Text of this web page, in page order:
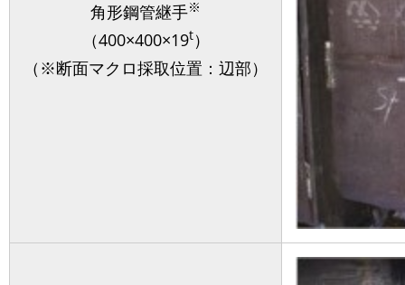
角形鋼管継手※
（400×400×19t）
（※断面マクロ採取位置：辺部）